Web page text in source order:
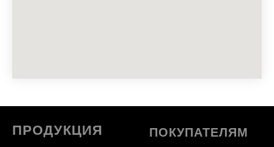
ПРОДУКЦИЯ ПОКУПАТЕЛЯМ